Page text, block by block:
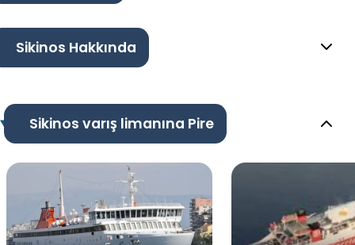
Sikinos Hakkında
Sikinos varış limanına Pire